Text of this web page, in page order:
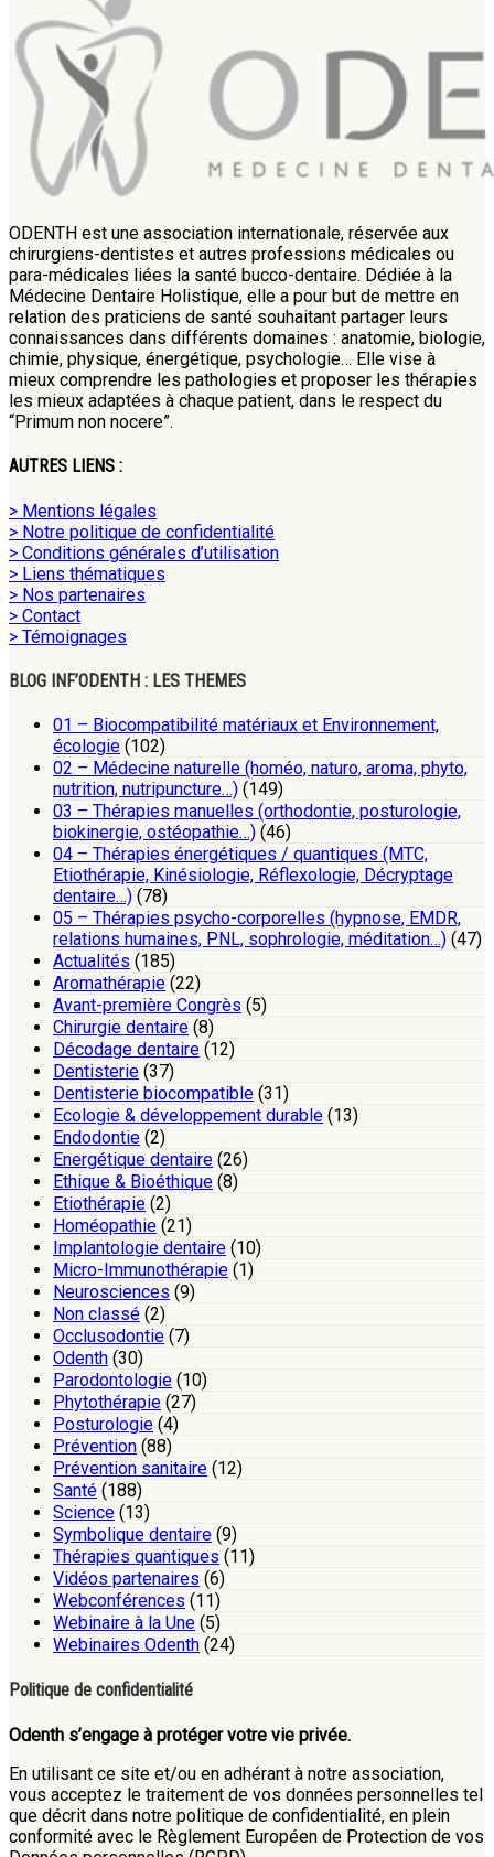
ODENTH est une association internationale, réservée aux
chirurgiens-dentistes et autres professions médicales ou
para-médicales liées la santé bucco-dentaire. Dédiée à la
Médecine Dentaire Holistique, elle a pour but de mettre en
relation des praticiens de santé souhaitant partager leurs
connaissances dans différents domaines : anatomie, biologie,
chimie, physique, énergétique, psychologie… Elle vise à
mieux comprendre les pathologies et proposer les thérapies
les mieux adaptées à chaque patient, dans le respect du
“Primum non nocere”.
AUTRES LIENS :
> Mentions légales
> Notre politique de confidentialité
> Conditions générales d’utilisation
> Liens thématiques
> Nos partenaires
> Contact
> Témoignages
BLOG INF’ODENTH : LES THEMES
01 – Biocompatibilité matériaux et Environnement,
écologie (102)
02 – Médecine naturelle (homéo, naturo, aroma, phyto,
nutrition, nutripuncture…) (149)
03 – Thérapies manuelles (orthodontie, posturologie,
biokinergie, ostéopathie…) (46)
04 – Thérapies énergétiques / quantiques (MTC,
Etiothérapie, Kinésiologie, Réflexologie, Décryptage
dentaire…) (78)
05 – Thérapies psycho-corporelles (hypnose, EMDR,
relations humaines, PNL, sophrologie, méditation…) (47)
Actualités (185)
Aromathérapie (22)
Avant-première Congrès (5)
Chirurgie dentaire (8)
Décodage dentaire (12)
Dentisterie (37)
Dentisterie biocompatible (31)
Ecologie & développement durable (13)
Endodontie (2)
Energétique dentaire (26)
Ethique & Bioéthique (8)
Etiothérapie (2)
Homéopathie (21)
Implantologie dentaire (10)
Micro-Immunothérapie (1)
Neurosciences (9)
Non classé (2)
Occlusodontie (7)
Odenth (30)
Parodontologie (10)
Phytothérapie (27)
Posturologie (4)
Prévention (88)
Prévention sanitaire (12)
Santé (188)
Science (13)
Symbolique dentaire (9)
Thérapies quantiques (11)
Vidéos partenaires (6)
Webconférences (11)
Webinaire à la Une (5)
Webinaires Odenth (24)
Politique de confidentialité
Odenth s’engage à protéger votre vie privée.
En utilisant ce site et/ou en adhérant à notre association,
vous acceptez le traitement de vos données personnelles tel
que décrit dans notre politique de confidentialité, en plein
conformité avec le Règlement Européen de Protection de vos